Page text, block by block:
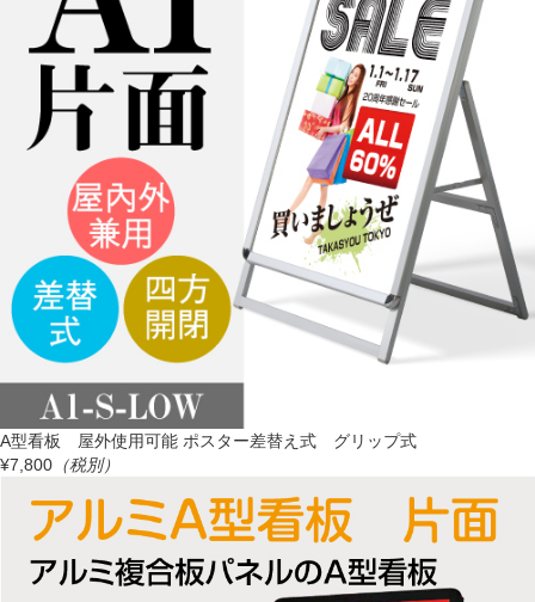
A型看板 屋外使用可能 ポスター差替え式 グリップ式
¥7,800 （税別）